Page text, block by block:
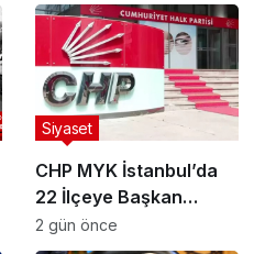
CHP MYK İstanbul’da
22 İlçeye Başkan
Atamasını Yaptı
Siyaset
2 gün önce